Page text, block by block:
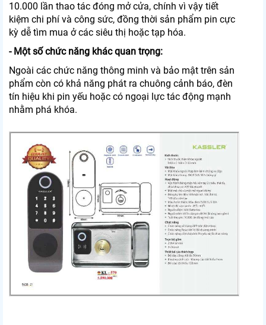
10.000 lần thao tác đóng mở cửa, chính vì vậy tiết
kiệm chi phí và công sức, đồng thời sản phẩm pin cực
kỳ dễ tìm mua ở các siêu thị hoặc tạp hóa.
- Một số chức năng khác quan trọng:
Ngoài các chức năng thông minh và bảo mật trên sản
phẩm còn có khả năng phát ra chuông cảnh báo, đèn
tín hiệu khi pin yếu hoặc có ngoại lực tác động mạnh
nhằm phá khóa.